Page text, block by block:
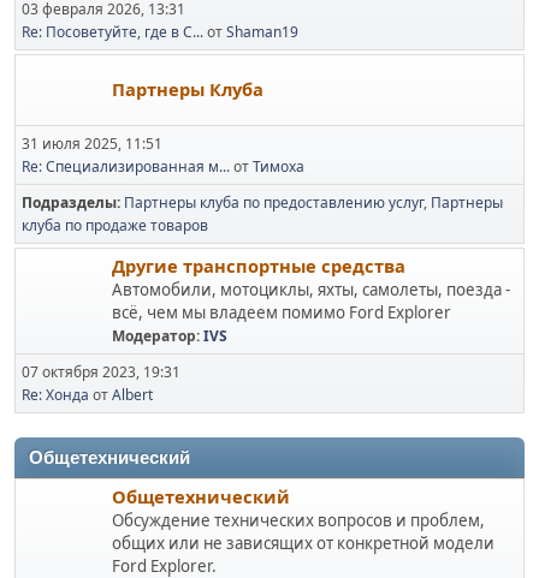
03 февраля 2026, 13:31
Re: Посоветуйте, где в С...отShaman19
Партнеры Клуба
31 июля 2025, 11:51
Re: Специализированная м...отТимоха
Подразделы Партнеры клуба по предоставлению услуг Партнеры
клуба по продаже товаров
Другие транспортные средства
Автомобили, мотоциклы, яхты, самолеты, поезда -
всё, чем мы владеем помимо Ford Explorer
Модератор:IVS
07 октября 2023, 19:31
Re: Хонда отAlbert
Общетехнический
Общетехнический
Обсуждение технических вопросов и проблем,
общих или не зависящих от конкретной модели
Ford Explorer.